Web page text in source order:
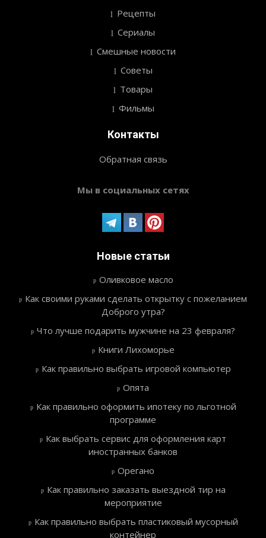
Рецепты
Сериалы
Смешные новости
Советы
Товары
Фильмы
Контакты
Обратная связь
Мы в социальных сетях
Новые статьи
Оливковое масло
Как своими руками сделать открытку с пожеланием
Доброго утра?
Что лучше подарить мужчине на 23 февраля?
Книги Лихоморье
Как правильно выбрать игровой компьютер
Опята
Как правильно оформить ипотеку по льготной
программе
Как выбрать сервис для оформления карт
иностранных банков
Орегано
Как правильно заказать выездной тир на
мероприятие
Как правильно выбрать пластиковый мусорный
контейнер